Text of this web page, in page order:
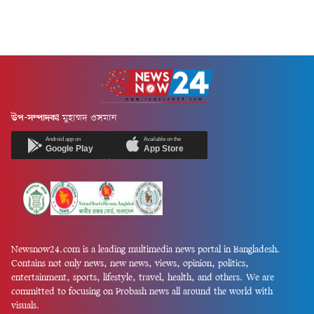
উপ-সম্পাদকঃ মুহাম্মদ ওসমান
Android app on
Google Play
Available on the
App Store
Newsnow24.com is a leading multimedia news portal in Bangladesh.
Contains not only news, new news, views, opinion, politics,
entertainment, sports, lifestyle, travel, health, and others. We are
committed to focusing on Probash news all around the world with
visuals.